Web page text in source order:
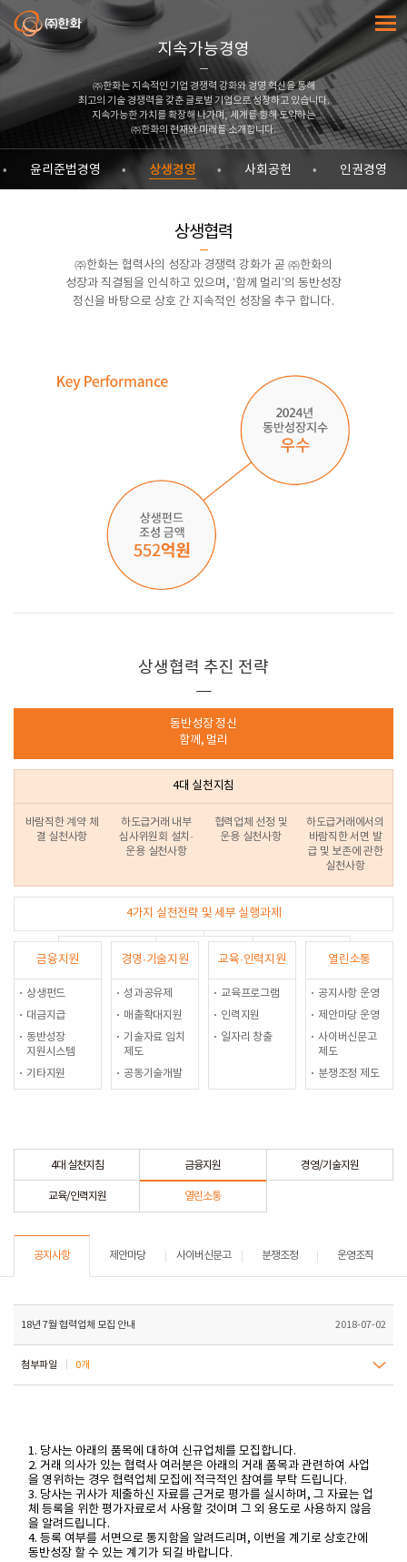
㈜한화 전체
지속가능경영
㈜한화는 지속적인 기업 경쟁력 강화와 경영 혁신을 통해
최고의 기술 경쟁력을 갖춘 글로벌 기업으로 성장하고 있습니다.
지속가능한 가치를 확장해 나가며, 세계를 향해 도약하는
㈜한화의 현재와 미래를 소개합니다.
윤리준법경영 상생경영 사회공헌 인권경영
상생협력
㈜한화는 협력사의 성장과 경쟁력 강화가 곧 ㈜한화의
성장과 직결됨을 인식하고 있으며, ‘함께 멀리’의 동반성장
정신을 바탕으로 상호 간 지속적인 성장을 추구 합니다.
상생협력 추진 전략
동반성장 정신
함께, 멀리
4대 실천지침
바람직한 계약 체
결 실천사항
하도급거래 내부
심사위원회 설치·
운용 실천사항
협력업체 선정 및
운용 실천사항
하도급거래에서의
바람직한 서면 발
급 및 보존에 관한
실천사항
4가지 실천전략 및 세부 실행과제
금융지원 경영·기술지원 교육·인력지원 열린소통
상생펀드
대금지급
동반성장
지원시스템
기타지원
성과공유제
매출확대지원
기술자료 임치
제도
공동기술개발
교육프로그램
인력지원
일자리 창출
공지사항 운영
제안마당 운영
사이버신문고
제도
분쟁조정 제도
4대 실천지침 금융지원 경영/기술지원
교육/인력지원 열린소통
공지사항 제안마당 사이버신문고 분쟁조정 운영조직
18년 7월 협력업체 모집 안내 2018-07-02
첨부파일 0개
1. 당사는 아래의 품목에 대하여 신규업체를 모집합니다.
2. 거래 의사가 있는 협력사 여러분은 아래의 거래 품목과 관련하여 사업
을 영위하는 경우 협력업체 모집에 적극적인 참여를 부탁 드립니다.
3. 당사는 귀사가 제출하신 자료를 근거로 평가를 실시하며, 그 자료는 업
체 등록을 위한 평가자료로서 사용할 것이며 그 외 용도로 사용하지 않음
을 알려드립니다.
4. 등록 여부를 서면으로 통지함을 알려드리며, 이번을 계기로 상호간에
동반성장 할 수 있는 계기가 되길 바랍니다.